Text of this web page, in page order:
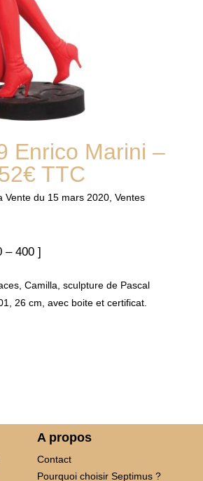
Enrico Marini –
TTC
Vente du 15 mars 2020 Ventes
– 400 ]
Camilla, sculpture de Pascal
26 cm, avec boite et certificat.
A propos
Contact
Pourquoi choisir Septimus ?